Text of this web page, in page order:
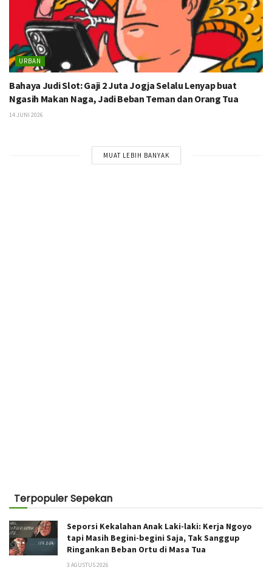
URBAN
Bahaya Judi Slot: Gaji 2 Juta Jogja Selalu Lenyap buat
Ngasih Makan Naga, Jadi Beban Teman dan Orang Tua
14 JUNI 2026
MUAT LEBIH BANYAK
Terpopuler Sepekan
Seporsi Kekalahan Anak Laki-laki: Kerja Ngoyo
tapi Masih Begini-begini Saja, Tak Sanggup
Ringankan Beban Ortu di Masa Tua
3 AGUSTUS 2026